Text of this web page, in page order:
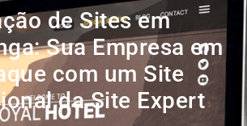
de Sites em
Sua Empresa em
com um Site
da Site Expert